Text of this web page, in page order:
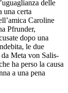
delle
una certa
Caroline
Pfrunder,
dopo una
le due
Meta von Salis-
ha perso la causa
a una pena